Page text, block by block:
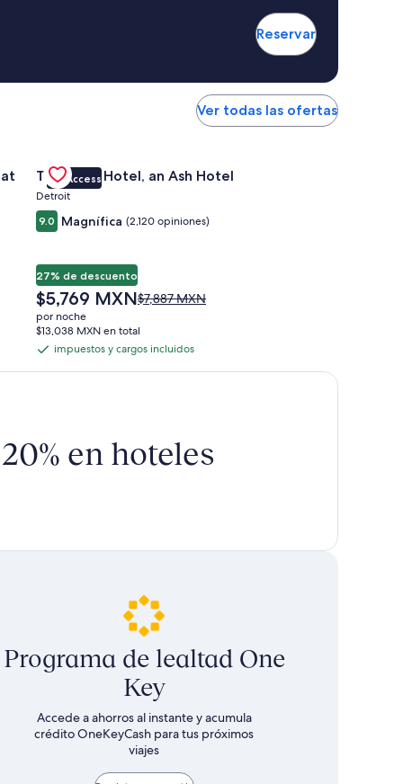
Reservar
Ver todas las ofertas
Gallery
Carousel
VIP Access
The Siren Hotel, an Ash Hotel
Detroit
9.0 Magnífica (2,120 opiniones)
27% de descuento
El
precio
actual
es
$5,769 MXN
$5,769 MXNEl
anterior
era
sobre
la
$7,887 MXN
por noche
$13,038 MXN en total
impuestos
y
impuestos y cargos incluidos
en hoteles
Programa de lealtad One
Key
Accede a ahorros al instante y acumula
crédito OneKeyCash para tus próximos
viajes